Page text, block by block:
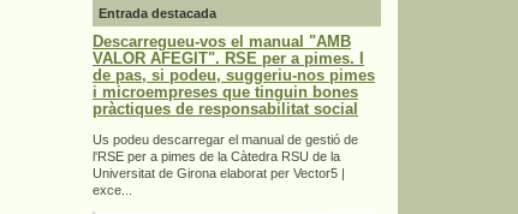
Entrada destacada
Descarregueu-vos el manual "AMB
VALOR AFEGIT". RSE per a pimes. I
de pas, si podeu, suggeriu-nos pimes
i microempreses que tinguin bones
pràctiques de responsabilitat social
Us podeu descarregar el manual de gestió de
l'RSE per a pimes de la Càtedra RSU de la
Universitat de Girona elaborat per Vector5 |
exce...